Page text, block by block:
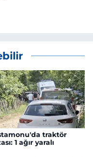
traktör
1 ağır yaralı